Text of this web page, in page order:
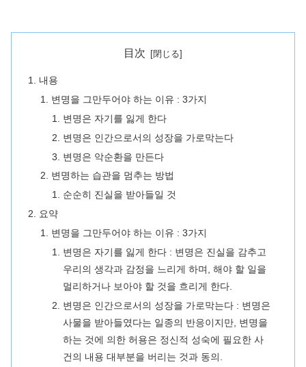
目次
내용
변명을 그만두어야 하는 이유 : 3가지
변명은 자기를 잃게 한다
변명은 인간으로서의 성장을 가로막는다
변명은 악순환을 만든다
변명하는 습관을 멈추는 방법
순순히 진실을 받아들일 것
요약
변명을 그만두어야 하는 이유 : 3가지
변명은 자기를 잃게 한다 : 변명은 진실을 감추고
우리의 생각과 감정을 느리게 하며, 해야 할 일을
멀리하거나 보아야 할 것을 흐리게 한다.
변명은 인간으로서의 성장을 가로막는다 : 변명은
사물을 받아들였다는 일종의 반응이지만, 변명을
하는 것에 의한 허용은 정신적 성숙에 필요한 사
건의 내용 대부분을 버리는 것과 동의.